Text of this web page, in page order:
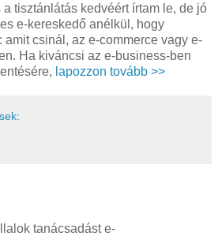
tisztánlátás kedvéért írtam le, de jó
e-kereskedő anélkül, hogy
amit csinál, az e-commerce vagy e-
Ha kiváncsi az e-business-ben
lapozzon tovább >>
tanácsadást e-